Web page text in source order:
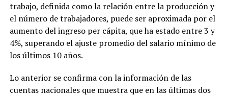
trabajo, definida como la relación entre la producción y
el número de trabajadores, puede ser aproximada por el
aumento del ingreso per cápita, que ha estado entre 3 y
4%, superando el ajuste promedio del salario mínimo de
los últimos 10 años.
Lo anterior se confirma con la información de las
cuentas nacionales que muestra que en las últimas dos